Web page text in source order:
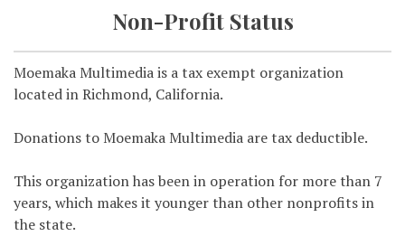
Non-Profit Status
Moemaka Multimedia is a tax exempt organization
located in Richmond, California.
Donations to Moemaka Multimedia are tax deductible.
This organization has been in operation for more than 7
years, which makes it younger than other nonprofits in
the state.